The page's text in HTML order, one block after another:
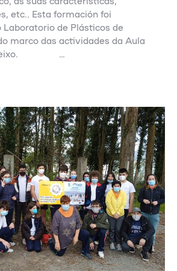
etc.. Esta formación foi
de Plásticos de
marco das actividades da Aula
Freixo. …